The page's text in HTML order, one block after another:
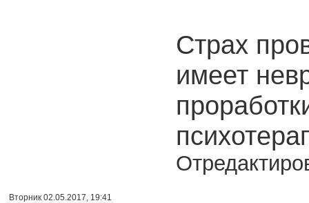
Страх
имеет
Вторник 02.05.2017, 19:41